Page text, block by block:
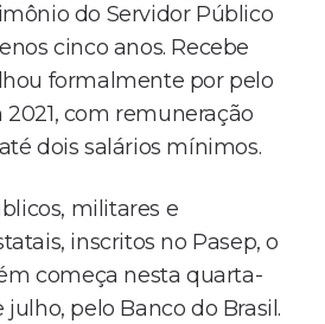
do Servidor Público
cinco anos. Recebe
formalmente por pelo
com remuneração
dois salários mínimos.
militares e
inscritos no Pasep, o
começa nesta quarta-
julho, pelo Banco do Brasil.